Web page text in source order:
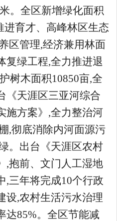
。全区新增绿化面积
进育才、高峰林区生态
区管理,经济兼用林面
复绿工程,全力推进退
树木面积10850亩,全
《天涯区三亚河综合
施方案》,全力整治河
,彻底消除内河面源污
。出台《天涯区农村
,抱前、文门人工湿地
,三年将完成10个行政
设,农村生活污水治理
达85%。全区节能减